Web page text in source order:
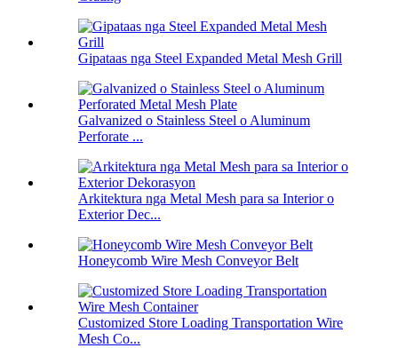
Gipataas nga Steel Expanded Metal Mesh Grill
Galvanized o Stainless Steel o Aluminum
Perforate ...
Arkitektura nga Metal Mesh para sa Interior o
Exterior Dec...
Honeycomb Wire Mesh Conveyor Belt
Customized Store Loading Transportation Wire
Mesh Co...